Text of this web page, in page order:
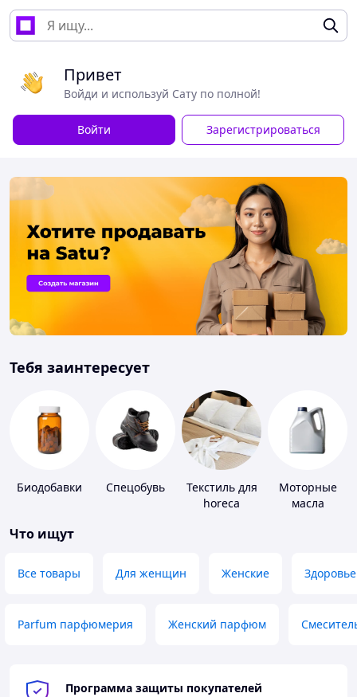
Привет
Войди и используй Сату по полной!
Войти Зарегистрироваться
Тебя заинтересует
Биодобавки Спецобувь
Текстиль для
horeca
Моторные
масла
Что ищут
Все товары Для женщин Женские Здоровье
Parfum парфюмерия Женский парфюм
Программа защиты покупателей